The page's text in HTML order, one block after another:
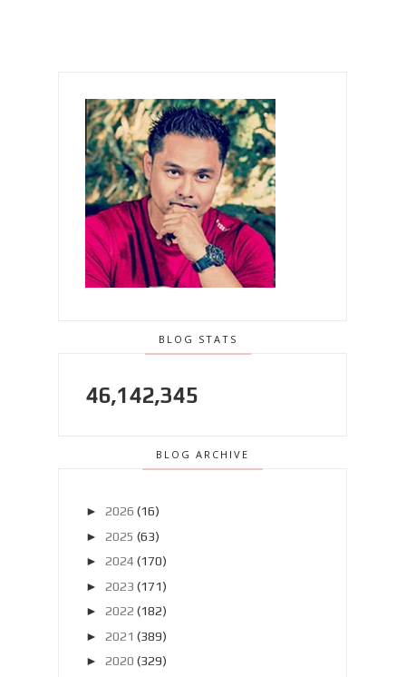
BLOG STATS
46,142,345
BLOG ARCHIVE
► 2026 (16)
► 2025 (63)
► 2024 (170)
► 2023 (171)
► 2022 (182)
► 2021 (389)
► 2020 (329)